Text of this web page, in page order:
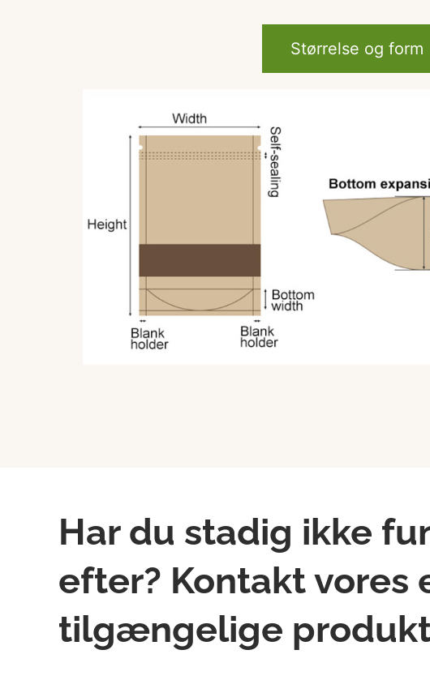
Størrelse og form
Har du stadig ikke
efter? Kontakt vores
tilgængelige